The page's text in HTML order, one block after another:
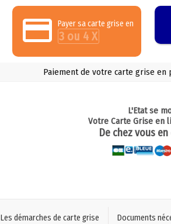
Payer sa carte grise en
3 ou 4 X
Paiement de votre carte grise en
L'Etat se
Votre Carte Grise en
De chez vous
Les démarches de carte grise Documents